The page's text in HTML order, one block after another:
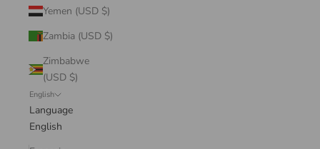
Yemen (USD $)
Zambia (USD $)
Zimbabwe
(USD $)
English
Language
English